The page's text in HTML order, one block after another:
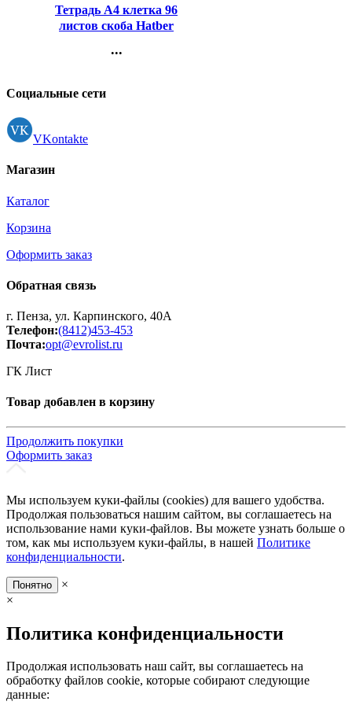
Тетрадь А4 клетка 96
листов скоба Hatber
(THEBOOK) арт.96Т4тВ1
...
Регистрация
Социальные сети
VKontakte
Магазин
Каталог
Корзина
Оформить заказ
Обратная связь
г. Пенза, ул. Карпинского, 40А
Телефон:(8412)453-453
Почта:opt@evrolist.ru
ГК Лист
Товар добавлен в корзину
Продолжить покупки
Оформить заказ
Мы используем куки-файлы (cookies) для вашего удобства.
Продолжая пользоваться нашим сайтом, вы соглашаетесь на
использование нами куки-файлов. Вы можете узнать больше о
том, как мы используем куки-файлы, в нашей Политике
конфиденциальности.
Понятно
×
×
Политика конфиденциальности
Продолжая использовать наш сайт, вы соглашаетесь на
обработку файлов cookie, которые собирают следующие
данные: